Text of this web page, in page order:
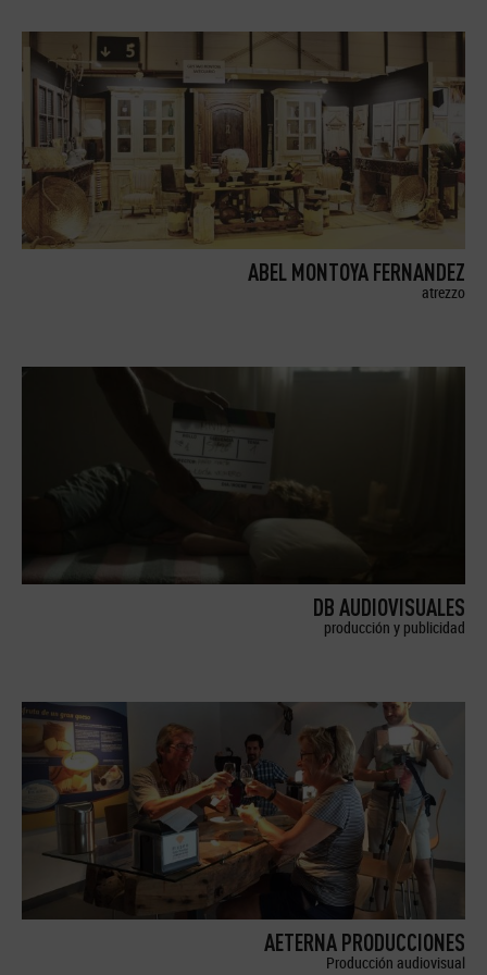
ABEL MONTOYA FERNANDEZ
atrezzo
DB AUDIOVISUALES
producción y publicidad
AETERNA PRODUCCIONES
Producción audiovisual